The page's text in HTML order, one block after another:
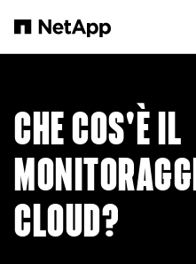
CHE COS'È IL
CLOUD?